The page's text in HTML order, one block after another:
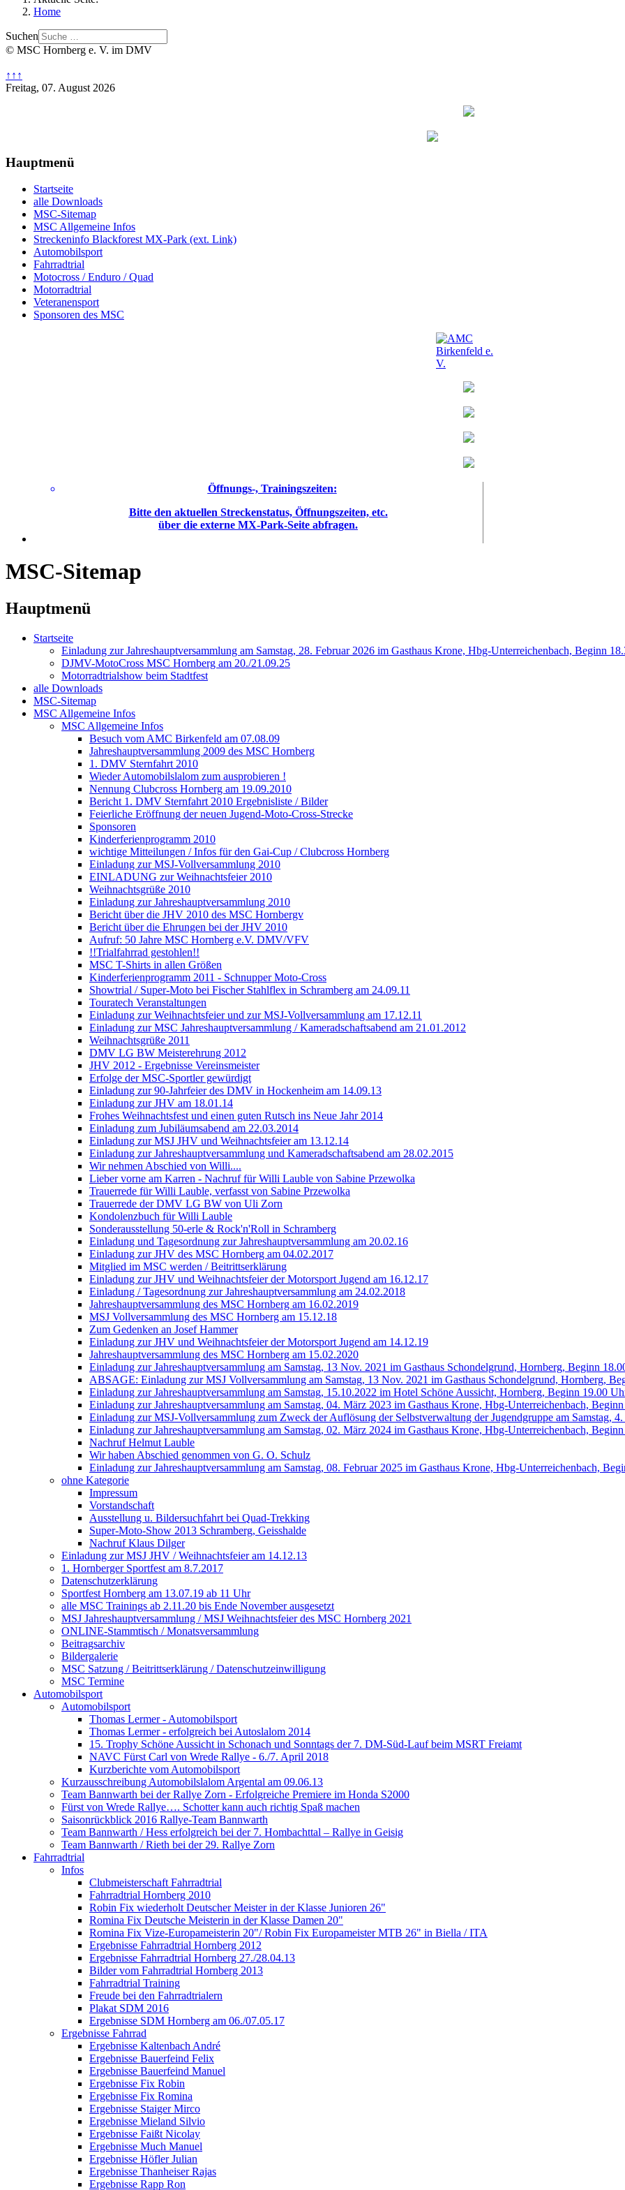
Home
Suchen
© MSC Hornberg e. V. im DMV
↑↑↑
Freitag, 07. August 2026
Hauptmenü
Startseite
alle Downloads
MSC-Sitemap
MSC Allgemeine Infos
Streckeninfo Blackforest MX-Park (ext. Link)
Automobilsport
Fahrradtrial
Motocross / Enduro / Quad
Motorradtrial
Veteranensport
Sponsoren des MSC
Öffnungs-, Trainingszeiten:
Bitte den aktuellen Streckenstatus, Öffnungszeiten, etc.
über die externe MX-Park-Seite abfragen.
MSC-Sitemap
Hauptmenü
Startseite
Einladung zur Jahreshauptversammlung am Samstag, 28. Februar 2026 im Gasthaus Krone, Hbg-Unterreichenbach, Beginn
DJMV-MotoCross MSC Hornberg am 20./21.09.25
Motorradtrialshow beim Stadtfest
alle Downloads
MSC-Sitemap
MSC Allgemeine Infos
MSC Allgemeine Infos
Besuch vom AMC Birkenfeld am 07.08.09
Jahreshauptversammlung 2009 des MSC Hornberg
1. DMV Sternfahrt 2010
Wieder Automobilslalom zum ausprobieren !
Nennung Clubcross Hornberg am 19.09.2010
Bericht 1. DMV Sternfahrt 2010 Ergebnisliste / Bilder
Feierliche Eröffnung der neuen Jugend-Moto-Cross-Strecke
Sponsoren
Kinderferienprogramm 2010
wichtige Mitteilungen / Infos für den Gai-Cup / Clubcross Hornberg
Einladung zur MSJ-Vollversammlung 2010
EINLADUNG zur Weihnachtsfeier 2010
Weihnachtsgrüße 2010
Einladung zur Jahreshauptversammlung 2010
Bericht über die JHV 2010 des MSC Hornbergv
Bericht über die Ehrungen bei der JHV 2010
Aufruf: 50 Jahre MSC Hornberg e.V. DMV/VFV
!!Trialfahrrad gestohlen!!
MSC T-Shirts in allen Größen
Kinderferienprogramm 2011 - Schnupper Moto-Cross
Showtrial / Super-Moto bei Fischer Stahlflex in Schramberg am 24.09.11
Touratech Veranstaltungen
Einladung zur Weihnachtsfeier und zur MSJ-Vollversammlung am 17.12.11
Einladung zur MSC Jahreshauptversammlung / Kameradschaftsabend am 21.01.2012
Weihnachtsgrüße 2011
DMV LG BW Meisterehrung 2012
JHV 2012 - Ergebnisse Vereinsmeister
Erfolge der MSC-Sportler gewürdigt
Einladung zur 90-Jahrfeier des DMV in Hockenheim am 14.09.13
Einladung zur JHV am 18.01.14
Frohes Weihnachtsfest und einen guten Rutsch ins Neue Jahr 2014
Einladung zum Jubiläumsabend am 22.03.2014
Einladung zur MSJ JHV und Weihnachtsfeier am 13.12.14
Einladung zur Jahreshauptversammlung und Kameradschaftsabend am 28.02.2015
Wir nehmen Abschied von Willi....
Lieber vorne am Karren - Nachruf für Willi Lauble von Sabine Przewolka
Trauerrede für Willi Lauble, verfasst von Sabine Przewolka
Trauerrede der DMV LG BW von Uli Zorn
Kondolenzbuch für Willi Lauble
Sonderausstellung 50-erle & Rock'n'Roll in Schramberg
Einladung und Tagesordnung zur Jahreshauptversammlung am 20.02.16
Einladung zur JHV des MSC Hornberg am 04.02.2017
Mitglied im MSC werden / Beitrittserklärung
Einladung zur JHV und Weihnachtsfeier der Motorsport Jugend am 16.12.17
Einladung / Tagesordnung zur Jahreshauptversammlung am 24.02.2018
Jahreshauptversammlung des MSC Hornberg am 16.02.2019
MSJ Vollversammlung des MSC Hornberg am 15.12.18
Zum Gedenken an Josef Hammer
Einladung zur JHV und Weihnachtsfeier der Motorsport Jugend am 14.12.19
Jahreshauptversammlung des MSC Hornberg am 15.02.2020
Einladung zur Jahreshauptversammlung am Samstag, 13 Nov. 2021 im Gasthaus Schondelgrund, Hornberg, Beginn
ABSAGE: Einladung zur MSJ Vollversammlung am Samstag, 13 Nov. 2021 im Gasthaus Schondelgrund, Hornberg,
Einladung zur Jahreshauptversammlung am Samstag, 15.10.2022 im Hotel Schöne Aussicht, Hornberg, Beginn 19.00
Einladung zur Jahreshauptversammlung am Samstag, 04. März 2023 im Gasthaus Krone, Hbg-Unterreichenbach,
Einladung zur MSJ-Vollversammlung zum Zweck der Auflösung der Selbstverwaltung der Jugendgruppe am Samstag,
Einladung zur Jahreshauptversammlung am Samstag, 02. März 2024 im Gasthaus Krone, Hbg-Unterreichenbach,
Nachruf Helmut Lauble
Wir haben Abschied genommen von G. O. Schulz
Einladung zur Jahreshauptversammlung am Samstag, 08. Februar 2025 im Gasthaus Krone, Hbg-Unterreichenbach,
ohne Kategorie
Impressum
Vorstandschaft
Ausstellung u. Bildersuchfahrt bei Quad-Trekking
Super-Moto-Show 2013 Schramberg, Geisshalde
Nachruf Klaus Dilger
Einladung zur MSJ JHV / Weihnachtsfeier am 14.12.13
1. Hornberger Sportfest am 8.7.2017
Datenschutzerklärung
Sportfest Hornberg am 13.07.19 ab 11 Uhr
alle MSC Trainings ab 2.11.20 bis Ende November ausgesetzt
MSJ Jahreshauptversammlung / MSJ Weihnachtsfeier des MSC Hornberg 2021
ONLINE-Stammtisch / Monatsversammlung
Beitragsarchiv
Bildergalerie
MSC Satzung / Beitrittserklärung / Datenschutzeinwilligung
MSC Termine
Automobilsport
Automobilsport
Thomas Lermer - Automobilsport
Thomas Lermer - erfolgreich bei Autoslalom 2014
15. Trophy Schöne Aussicht in Schonach und Sonntags der 7. DM-Süd-Lauf beim MSRT Freiamt
NAVC Fürst Carl von Wrede Rallye - 6./7. April 2018
Kurzberichte vom Automobilsport
Kurzausschreibung Automobilslalom Argental am 09.06.13
Team Bannwarth bei der Rallye Zorn - Erfolgreiche Premiere im Honda S2000
Fürst von Wrede Rallye…. Schotter kann auch richtig Spaß machen
Saisonrückblick 2016 Rallye-Team Bannwarth
Team Bannwarth / Hess erfolgreich bei der 7. Hombachttal – Rallye in Geisig
Team Bannwarth / Rieth bei der 29. Rallye Zorn
Fahrradtrial
Infos
Clubmeisterschaft Fahrradtrial
Fahrradtrial Hornberg 2010
Robin Fix wiederholt Deutscher Meister in der Klasse Junioren 26"
Romina Fix Deutsche Meisterin in der Klasse Damen 20"
Romina Fix Vize-Europameisterin 20"/ Robin Fix Europameister MTB 26" in Biella / ITA
Ergebnisse Fahrradtrial Hornberg 2012
Ergebnisse Fahrradtrial Hornberg 27./28.04.13
Bilder vom Fahrradtrial Hornberg 2013
Fahrradtrial Training
Freude bei den Fahrradtrialern
Plakat SDM 2016
Ergebnisse SDM Hornberg am 06./07.05.17
Ergebnisse Fahrrad
Ergebnisse Kaltenbach André
Ergebnisse Bauerfeind Felix
Ergebnisse Bauerfeind Manuel
Ergebnisse Fix Robin
Ergebnisse Fix Romina
Ergebnisse Staiger Mirco
Ergebnisse Mieland Silvio
Ergebnisse Faißt Nicolay
Ergebnisse Much Manuel
Ergebnisse Höfler Julian
Ergebnisse Thanheiser Rajas
Ergebnisse Rapp Ron